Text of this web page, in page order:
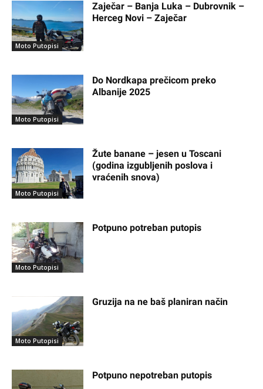
Moto Putopisi
Zaječar – Banja Luka – Dubrovnik –
Herceg Novi – Zaječar
Moto Putopisi
Do Nordkapa prečicom preko
Albanije 2025
Moto Putopisi
Žute banane – jesen u Toscani
(godina izgubljenih poslova i
vraćenih snova)
Moto Putopisi
Potpuno potreban putopis
Moto Putopisi
Gruzija na ne baš planiran način
Potpuno nepotreban putopis